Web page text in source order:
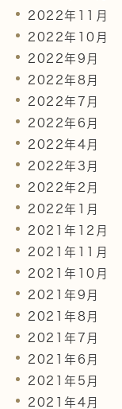
2022年11月
2022年10月
2022年9月
2022年8月
2022年7月
2022年6月
2022年4月
2022年3月
2022年2月
2022年1月
2021年12月
2021年11月
2021年10月
2021年9月
2021年8月
2021年7月
2021年6月
2021年5月
2021年4月